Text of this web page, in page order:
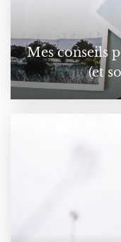
Mes conseils
(et